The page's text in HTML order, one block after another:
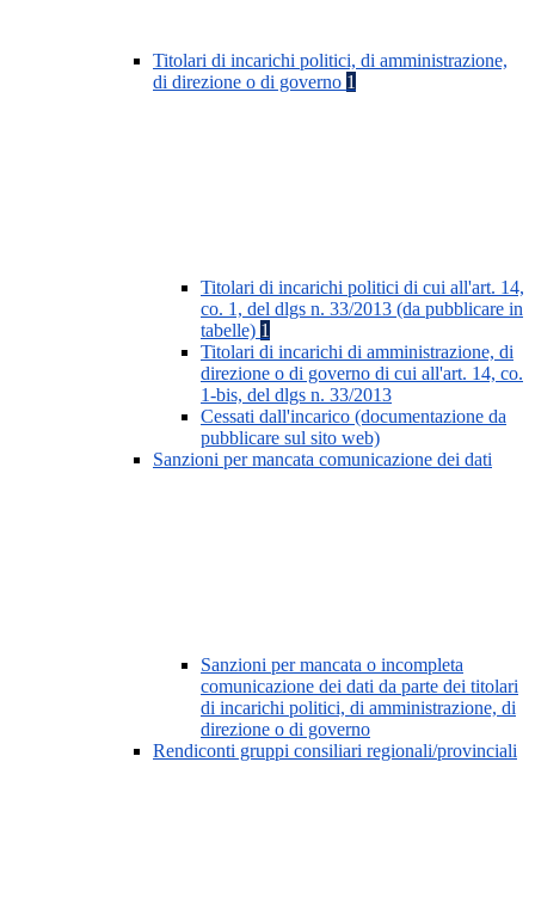
Titolari di incarichi politici, di amministrazione,
di direzione o di governo 1
Titolari di incarichi politici di cui all'art. 14,
co. 1, del dlgs n. 33/2013 (da pubblicare in
tabelle) 1
Titolari di incarichi di amministrazione, di
direzione o di governo di cui all'art. 14, co.
1-bis, del dlgs n. 33/2013
Cessati dall'incarico (documentazione da
pubblicare sul sito web)
Sanzioni per mancata comunicazione dei dati
Sanzioni per mancata o incompleta
comunicazione dei dati da parte dei titolari
di incarichi politici, di amministrazione, di
direzione o di governo
Rendiconti gruppi consiliari regionali/provinciali